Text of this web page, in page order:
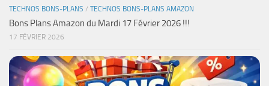
TECHNOS BONS-PLANS / TECHNOS BONS-PLANS AMAZON
Bons Plans Amazon du Mardi 17 Février 2026 !!!
17 FÉVRIER 2026